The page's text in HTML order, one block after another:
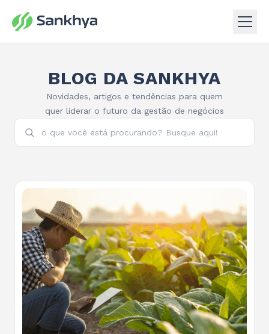
BLOG DA SANKHYA
Novidades, artigos e tendências para quem
quer liderar o futuro da gestão de negócios